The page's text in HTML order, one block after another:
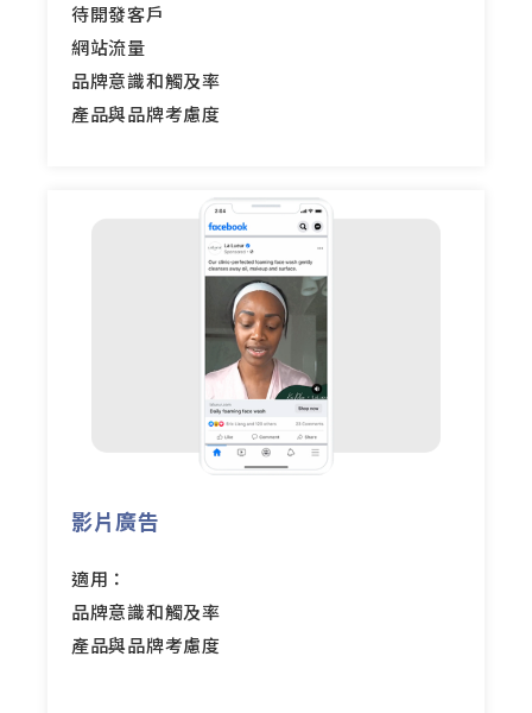
待開發客戶
網站流量
品牌意識和觸及率
產品與品牌考慮度
影片廣告
適用：
品牌意識和觸及率
產品與品牌考慮度